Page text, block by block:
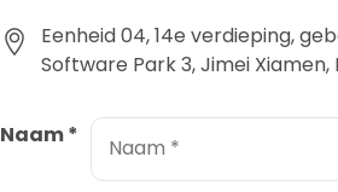
Eenheid 04, 14e verdieping,
Software Park 3, Jimei Xiamen,
Naam*